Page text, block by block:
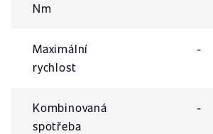
Nm
Maximální
rychlost
-
Kombinovaná
spotřeba
-